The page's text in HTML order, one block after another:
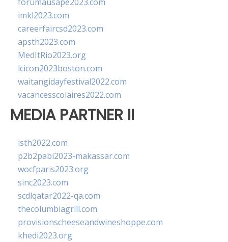
imkl2023.com
careerfaircsd2023.com
apsth2023.com
MedItRio2023.org
lcicon2023boston.com
waitangidayfestival2022.com
vacancesscolaires2022.com
MEDIA PARTNER II
isth2022.com
p2b2pabi2023-makassar.com
wocfparis2023.org
sinc2023.com
scdlqatar2022-qa.com
thecolumbiagrill.com
provisionscheeseandwineshoppe.com
khedi2023.org